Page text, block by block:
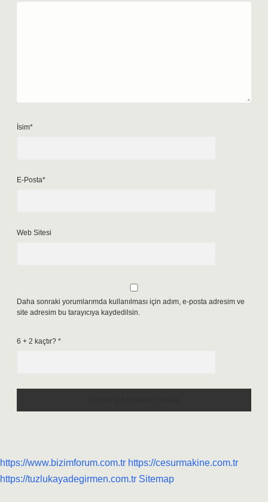
İsim*
E-Posta*
Web Sitesi
Daha sonraki yorumlarımda kullanılması için adım, e-posta adresim ve
site adresim bu tarayıcıya kaydedilsin.
6 + 2 kaçtır? *
https://www.bizimforum.com.tr https://cesurmakine.com.tr
https://tuzlukayadegirmen.com.tr Sitemap